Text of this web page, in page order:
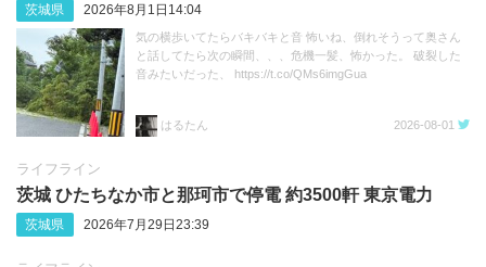
茨城県 2026年8月1日14:04
気の横歩いてたらバキバキと音 怖いね、倒れそうって奥さん
と話してたら次の瞬間、、、危機一髪、怖かった。 破裂した
音みたいだった、 https://t.co/QMs6imgGua
はるたん 2026-08-01
ライフライン
茨城 ひたちなか市と那珂市で停電 約3500軒 東京電力
茨城県 2026年7月29日23:39